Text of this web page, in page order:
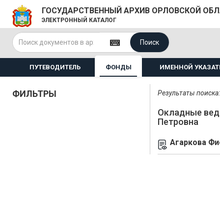
ГОСУДАРСТВЕННЫЙ АРХИВ ОРЛОВСКОЙ
ЭЛЕКТРОННЫЙ КАТАЛОГ
Поиск
ПУТЕВОДИТЕЛЬ ФОНДЫ ИМЕННОЙ
ФИЛЬТРЫ Результаты
Окладные
Петровна
Агаркова